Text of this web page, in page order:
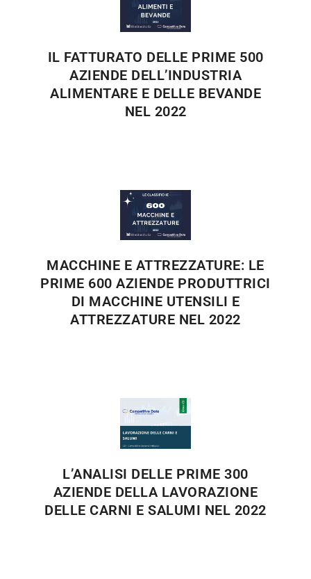
IL FATTURATO DELLE PRIME 500
AZIENDE DELL’INDUSTRIA
ALIMENTARE E DELLE BEVANDE
NEL 2022
MACCHINE E ATTREZZATURE: LE
PRIME 600 AZIENDE PRODUTTRICI
DI MACCHINE UTENSILI E
ATTREZZATURE NEL 2022
L’ANALISI DELLE PRIME 300
AZIENDE DELLA LAVORAZIONE
DELLE CARNI E SALUMI NEL 2022